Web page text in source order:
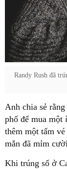
Randy Rush đã
Anh chia sẻ
phố để mua
thêm một tấm
mắn đã mỉm
Khi trúng số ở